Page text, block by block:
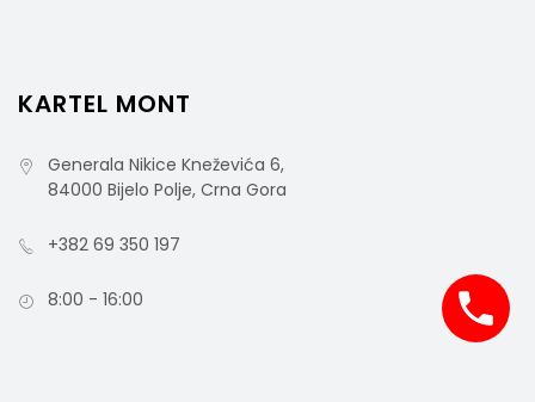
PLANO – Nosač Mopa
KARTEL MONT
Generala Nikice Kneževića 6,
84000 Bijelo Polje, Crna Gora
+382 69 350 197
8:00 - 16:00